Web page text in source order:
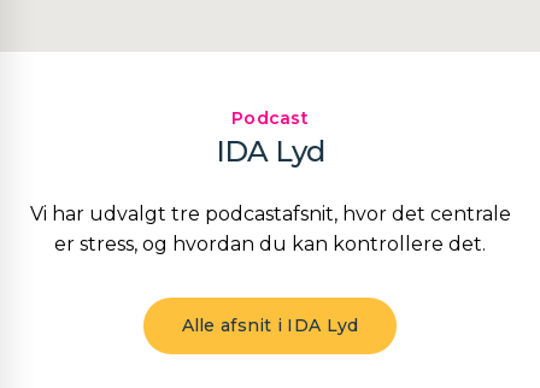
Podcast
IDA Lyd
Vi har udvalgt tre podcastafsnit, hvor det centrale
er stress, og hvordan du kan kontrollere det.
Alle afsnit i IDA Lyd